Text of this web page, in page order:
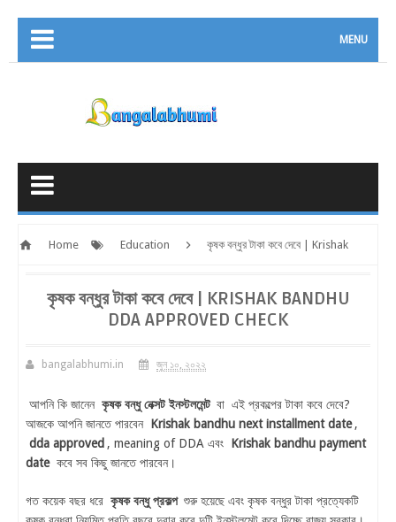
MENU
Home Education কৃষক বন্ধুর টাকা কবে দেবে | Krishak
কৃষক বন্ধুর টাকা কবে দেবে | KRISHAK BANDHU
DDA APPROVED CHECK
bangalabhumi.in জুন ১০, ২০২২
আপনি কি জানেন কৃষক বন্ধু নেক্সট ইনস্টলমেন্ট বা এই প্রকল্পের টাকা কবে দেবে?
আজকে আপনি জানতে পারবেন Krishak bandhu next installment date ,
dda approved , meaning of DDA এবং
Krishak bandhu payment
date কবে সব কিছু জানতে পারবেন।
গত কয়েক বছর ধরে কৃষক বন্ধু প্রকল্প শুরু হয়েছে এবং কৃষক বন্ধুর টাকা প্রত্যেকটি